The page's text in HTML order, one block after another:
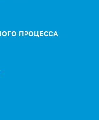
ПРОЦЕССА